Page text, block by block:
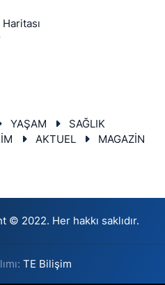
YAŞAM
SAĞLIK
AKTUEL
MAGAZİN
© 2022. Her hakkı saklıdır.
TE Bilişim